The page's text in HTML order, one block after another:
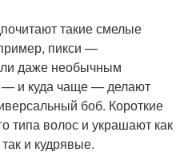
такие смелые
пикси —
даже необычным
и куда чаще — делают
боб. Короткие
типа волос и украшают как
и кудрявые.